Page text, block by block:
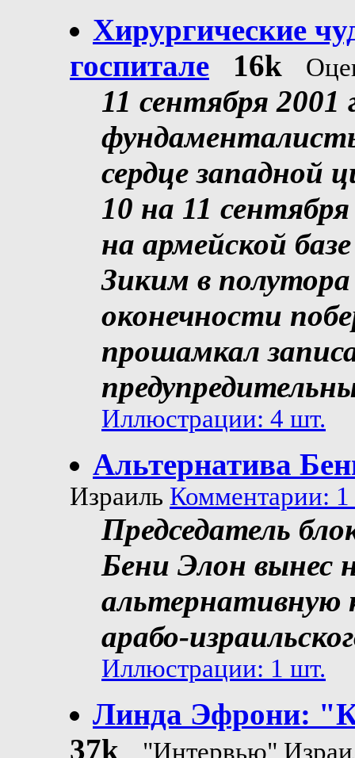
Хирургические
госпитале
16k
11 сентября 2001
сердце западной
10 на 11
на армейской
Зиким в
оконечности
прошамкал
Иллюстрации: 4 шт.
Альтернатива
Израиль Комментарии:
Председатель
Бени Элон вынес
альтернативную
арабо-
Иллюстрации: 1 шт.
Линда Эфрони:
37k
"Интервью"